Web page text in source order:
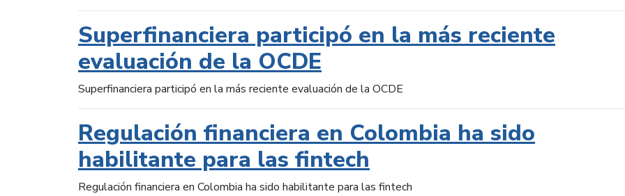
Superfinanciera participó en la más reciente
evaluación de la OCDE
Superfinanciera participó en la más reciente evaluación de la OCDE
Regulación financiera en Colombia ha sido
habilitante para las fintech
Regulación financiera en Colombia ha sido habilitante para las fintech